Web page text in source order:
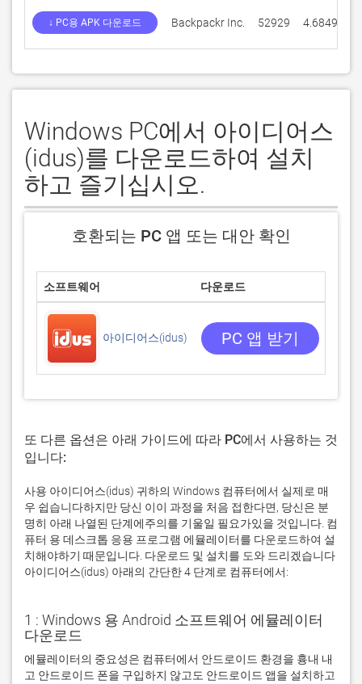
↓ PC용 APK 다운로드 Backpackr Inc. 52929 4.68499
Windows PC에서 아이디어스
(idus)를 다운로드하여 설치
하고 즐기십시오.
호환되는 PC 앱 또는 대안 확인
소프트웨어 다운로드
아이디어스(idus) PC 앱 받기
또 다른 옵션은 아래 가이드에 따라 PC에서 사용하는 것
입니다:
사용 아이디어스(idus) 귀하의 Windows 컴퓨터에서 실제로 매
우 쉽습니다하지만 당신 이이 과정을 처음 접한다면, 당신은 분
명히 아래 나열된 단계에주의를 기울일 필요가있을 것입니다. 컴
퓨터 용 데스크톱 응용 프로그램 에뮬레이터를 다운로드하여 설
치해야하기 때문입니다. 다운로드 및 설치를 도와 드리겠습니다
아이디어스(idus) 아래의 간단한 4 단계로 컴퓨터에서:
1 : Windows 용 Android 소프트웨어 에뮬레이터
다운로드
에뮬레이터의 중요성은 컴퓨터에서 안드로이드 환경을 흉내 내
고 안드로이드 폰을 구입하지 않고도 안드로이드 앱을 설치하고